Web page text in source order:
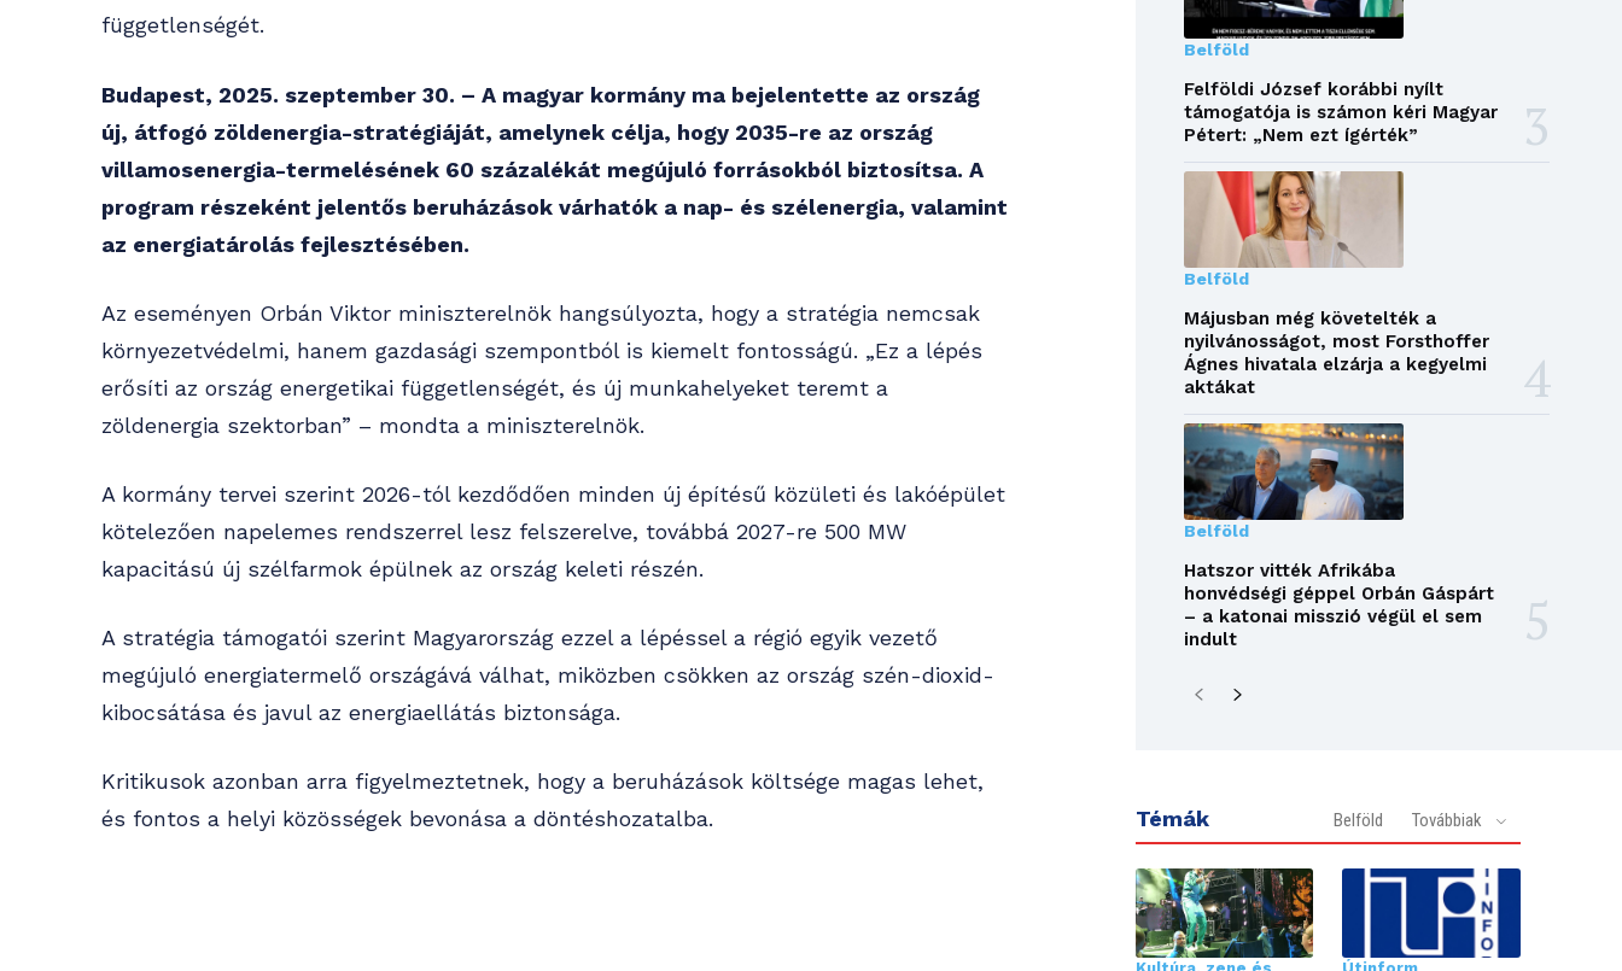
függetlenségét.
Budapest, 2025. szeptember 30. – A magyar kormány ma bejelentette az ország
új, átfogó zöldenergia-stratégiáját, amelynek célja, hogy 2035-re az ország
villamosenergia-termelésének 60 százalékát megújuló forrásokból biztosítsa. A
program részeként jelentős beruházások várhatók a nap- és szélenergia, valamint
az energiatárolás fejlesztésében.
Az eseményen Orbán Viktor miniszterelnök hangsúlyozta, hogy a stratégia nemcsak
környezetvédelmi, hanem gazdasági szempontból is kiemelt fontosságú. „Ez a lépés
erősíti az ország energetikai függetlenségét, és új munkahelyeket teremt a
zöldenergia szektorban” – mondta a miniszterelnök.
A kormány tervei szerint 2026-tól kezdődően minden új építésű közületi és lakóépület
kötelezően napelemes rendszerrel lesz felszerelve, továbbá 2027-re 500 MW
kapacitású új szélfarmok épülnek az ország keleti részén.
A stratégia támogatói szerint Magyarország ezzel a lépéssel a régió egyik vezető
megújuló energiatermelő országává válhat, miközben csökken az ország szén-dioxid-
kibocsátása és javul az energiaellátás biztonsága.
Kritikusok azonban arra figyelmeztetnek, hogy a beruházások költsége magas lehet,
és fontos a helyi közösségek bevonása a döntéshozatalba.
Belföld
Felföldi József korábbi nyílt
támogatója is számon kéri Magyar
Pétert: „Nem ezt ígérték”
Belföld
Májusban még követelték a
nyilvánosságot, most Forsthoffer
Ágnes hivatala elzárja a kegyelmi
aktákat
Belföld
Hatszor vitték Afrikába
honvédségi géppel Orbán Gáspárt
– a katonai misszió végül el sem
indult
Témák Belföld Továbbiak